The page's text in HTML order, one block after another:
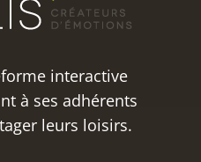
interactive
à ses adhérents
leurs loisirs.